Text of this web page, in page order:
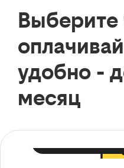
удобно -
месяц